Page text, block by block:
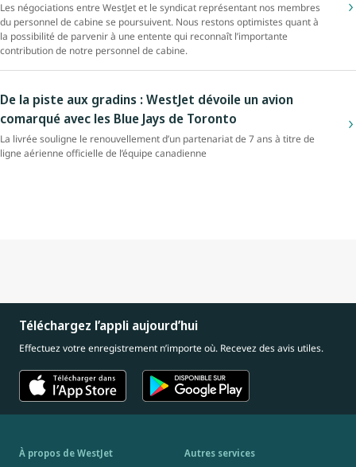
Les négociations entre WestJet et le syndicat représentant nos membres
du personnel de cabine se poursuivent. Nous restons optimistes quant à
la possibilité de parvenir à une entente qui reconnaît l’importante
contribution de notre personnel de cabine.
De la piste aux gradins : WestJet dévoile un avion
comarqué avec les Blue Jays de Toronto
La livrée souligne le renouvellement d’un partenariat de 7 ans à titre de
ligne aérienne officielle de l’équipe canadienne
Téléchargez l’appli aujourd’hui
Effectuez votre enregistrement n’importe où. Recevez des avis utiles.
À propos de WestJet Autres services